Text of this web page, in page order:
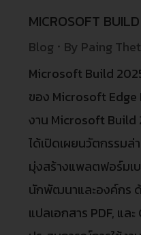
MICROSOFT
Blog By Paing
Microsoft Build
ของ Microsoft Edge
งาน Microsoft Build
ได้เปิดเผยนวัตกรรม
มุ่งสร้างแพลตฟอร์มเ
นักพัฒนาและองค์กร ด้
แปลเอกสาร PDF, แล